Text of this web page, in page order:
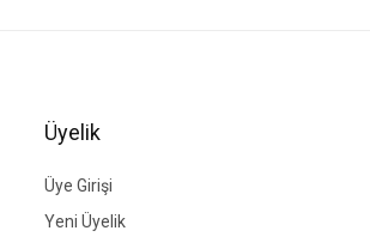
Üyelik
Üye Girişi
Yeni Üyelik